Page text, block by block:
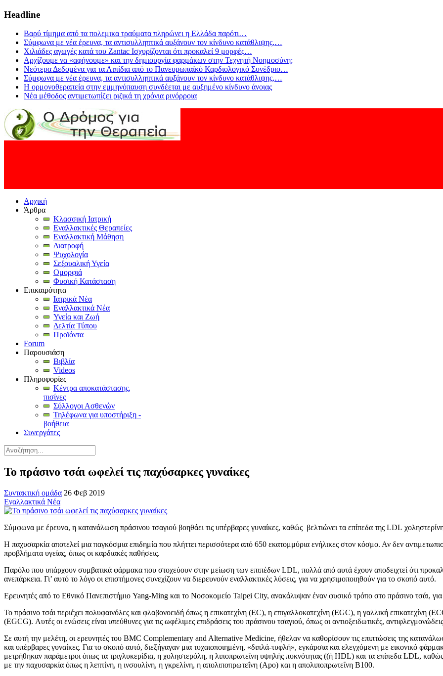
Headline
Βαρύ τίμημα από τα πολεμικα τραύματα πληρώνει η Ελλάδα παρότι…
Σύμφωνα με νέα έρευνα, τα αντισυλληπτικά αυξάνουν τον κίνδυνο κατάθλιψης,…
Χιλιάδες αγωγές κατά του Zantac Ισχυρίζονται ότι προκαλεί 9 μορφές…
Αρχίζουμε να «αφήνουμε» και την δημιουργία φαρμάκων στην Τεχνητή Νοημοσύνη;
Νεότερα Δεδομένα για τα Λιπίδια από το Πανευρωπαϊκό Καρδιολογικό Συνέδριο…
Σύμφωνα με νέα έρευνα, τα αντισυλληπτικά αυξάνουν τον κίνδυνο κατάθλιψης,…
Η ορμονοθεραπεία στην εμμηνόπαυση συνδέεται με αυξημένο κίνδυνο άνοιας
Νέα μέθοδος αντιμετωπίζει ριζικά τη χρόνια ρινόρροια
Αρχική
Άρθρα
Κλασσική Ιατρική
Εναλλακτικές Θεραπείες
Εναλλακτική Μάθηση
Διατροφή
Ψυχολογία
Σεξουαλική Υγεία
Ομορφιά
Φυσική Κατάσταση
Επικαιρότητα
Ιατρικά Νέα
Εναλλακτικά Νέα
Υγεία και Ζωή
Δελτία Τύπου
Προϊόντα
Forum
Παρουσιάση
Βιβλία
Videos
Πληροφορίες
Κέντρα αποκατάστασης,
πισίνες
Σύλλογοι Ασθενών
Τηλέφωνα για υποστήριξη -
βοήθεια
Συνεργάτες
Το πράσινο τσάι ωφελεί τις παχύσαρκες γυναίκες
Συντακτική ομάδα 26 Φεβ 2019
Εναλλακτικά Νέα
Σύμφωνα με έρευνα, η κατανάλωση πράσινου τσαγιού βοηθάει τις υπέρβαρες γυναίκες, καθώς βελτιώνει τα επίπεδα της LDL
Η παχυσαρκία αποτελεί μια παγκόσμια επιδημία που πλήττει περισσότερα από 650 εκατομμύρια ενήλικες στον κόσμο. Αν δεν
προβλήματα υγείας, όπως οι καρδιακές παθήσεις.
Παρόλο που υπάρχουν συμβατικά φάρμακα που στοχεύουν στην μείωση των επιπέδων LDL, πολλά από αυτά έχουν αποδειχτεί ότι
ανεπάρκεια. Γι’ αυτό το λόγο οι επιστήμονες συνεχίζουν να διερευνούν εναλλακτικές λύσεις, για να χρησιμοποιηθούν για το σκοπό αυτό.
Ερευνητές από το Εθνικό Πανεπιστήμιο Yang-Ming και το Νοσοκομείο Taipei City, ανακάλυψαν έναν φυσικό τρόπο στο πράσινο τσάι,
Το πράσινο τσάι περιέχει πολυφαινόλες και φλαβονοειδή όπως η επικατεχίνη (EC), η επιγαλλοκατεχίνη (EGC), η γαλλική επικατεχίνη
(EGCG). Αυτές οι ενώσεις είναι υπεύθυνες για τις ωφέλιμες επιδράσεις του πράσινου τσαγιού, όπως οι αντιοξειδωτικές, αντιφλεγμονώδεις
Σε αυτή την μελέτη, οι ερευνητές του BMC Complementary and Alternative Medicine, ήθελαν να καθορίσουν τις επιπτώσεις της
και υπέρβαρες γυναίκες. Για το σκοπό αυτό, διεξήγαγαν μια τυχαιοποιημένη, «διπλά-τυφλή», εγκάρσια και ελεγχόμενη με εικονικό
μετρήθηκαν παράμετροι όπως τα τριγλυκερίδια, η χοληστερόλη, η λιποπρωτεΐνη υψηλής πυκνότητας ((ή HDL) και τα επίπεδα LDL, καθώς
με την παχυσαρκία όπως η λεπτίνη, η ινσουλίνη, η γκρελίνη, η απολιποπρωτεΐνη (Apo) και η απολιποπρωτεΐνη Β100.